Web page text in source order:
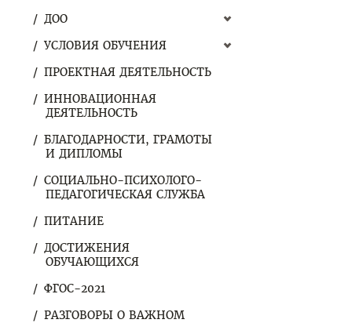
ДОО
УСЛОВИЯ ОБУЧЕНИЯ
ПРОЕКТНАЯ ДЕЯТЕЛЬНОСТЬ
ИННОВАЦИОННАЯ
ДЕЯТЕЛЬНОСТЬ
БЛАГОДАРНОСТИ, ГРАМОТЫ
И ДИПЛОМЫ
СОЦИАЛЬНО-ПСИХОЛОГО-
ПЕДАГОГИЧЕСКАЯ СЛУЖБА
ПИТАНИЕ
ДОСТИЖЕНИЯ
ОБУЧАЮЩИХСЯ
ФГОС-2021
РАЗГОВОРЫ О ВАЖНОМ